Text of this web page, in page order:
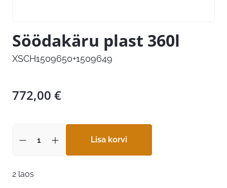
Söödakäru plast 360l
XSCH1509650+1509649
772,00 €
Lisa korvi
2 laos